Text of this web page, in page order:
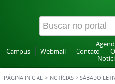
Campus
Webmail Contato
PÁGINA INICIAL > NOTÍCIAS > SÁBADO